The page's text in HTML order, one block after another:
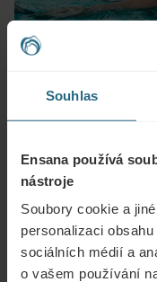
Souhlas
Ensana používá
nástroje
Soubory cookie a
personalizaci
sociálních médií a
o vašem používání
Obraťte se na nás s
služeb. Otázky a